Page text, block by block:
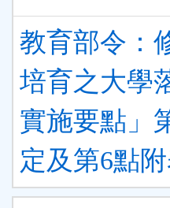
教育部令：
培育之大學
實施要點」
定及第6點